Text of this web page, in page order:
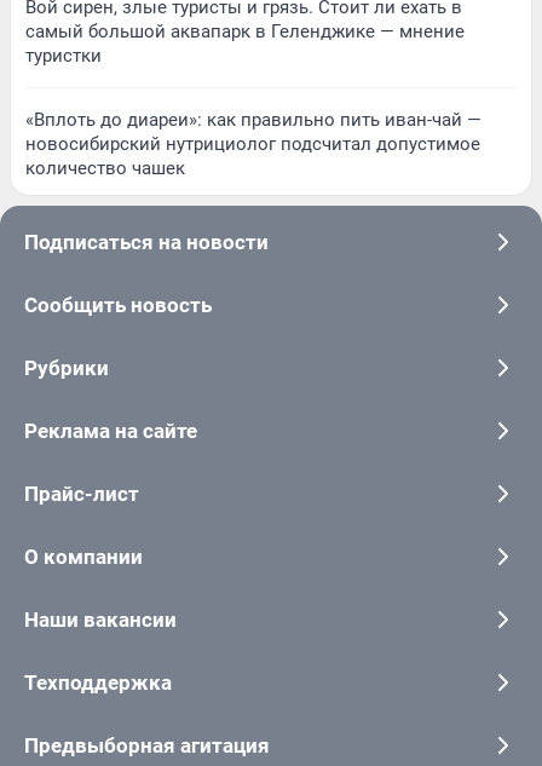
Вой сирен, злые туристы и грязь. Стоит ли ехать в
самый большой аквапарк в Геленджике — мнение
туристки
«Вплоть до диареи»: как правильно пить иван-чай —
новосибирский нутрициолог подсчитал допустимое
количество чашек
Подписаться на новости
Сообщить новость
Рубрики
Реклама на сайте
Прайс-лист
О компании
Наши вакансии
Техподдержка
Предвыборная агитация